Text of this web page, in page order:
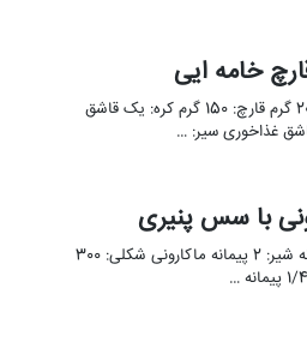
مواد لازم: پاستا رشته ایی: 200 گرم قارچ: 150 گرم کره: یک قاشق
غذاخوری سیر: …
مواد لازم: آرد گندم: 1/4 پیمانه شیر: 2 پیمانه ماکارونی شکلی: 300